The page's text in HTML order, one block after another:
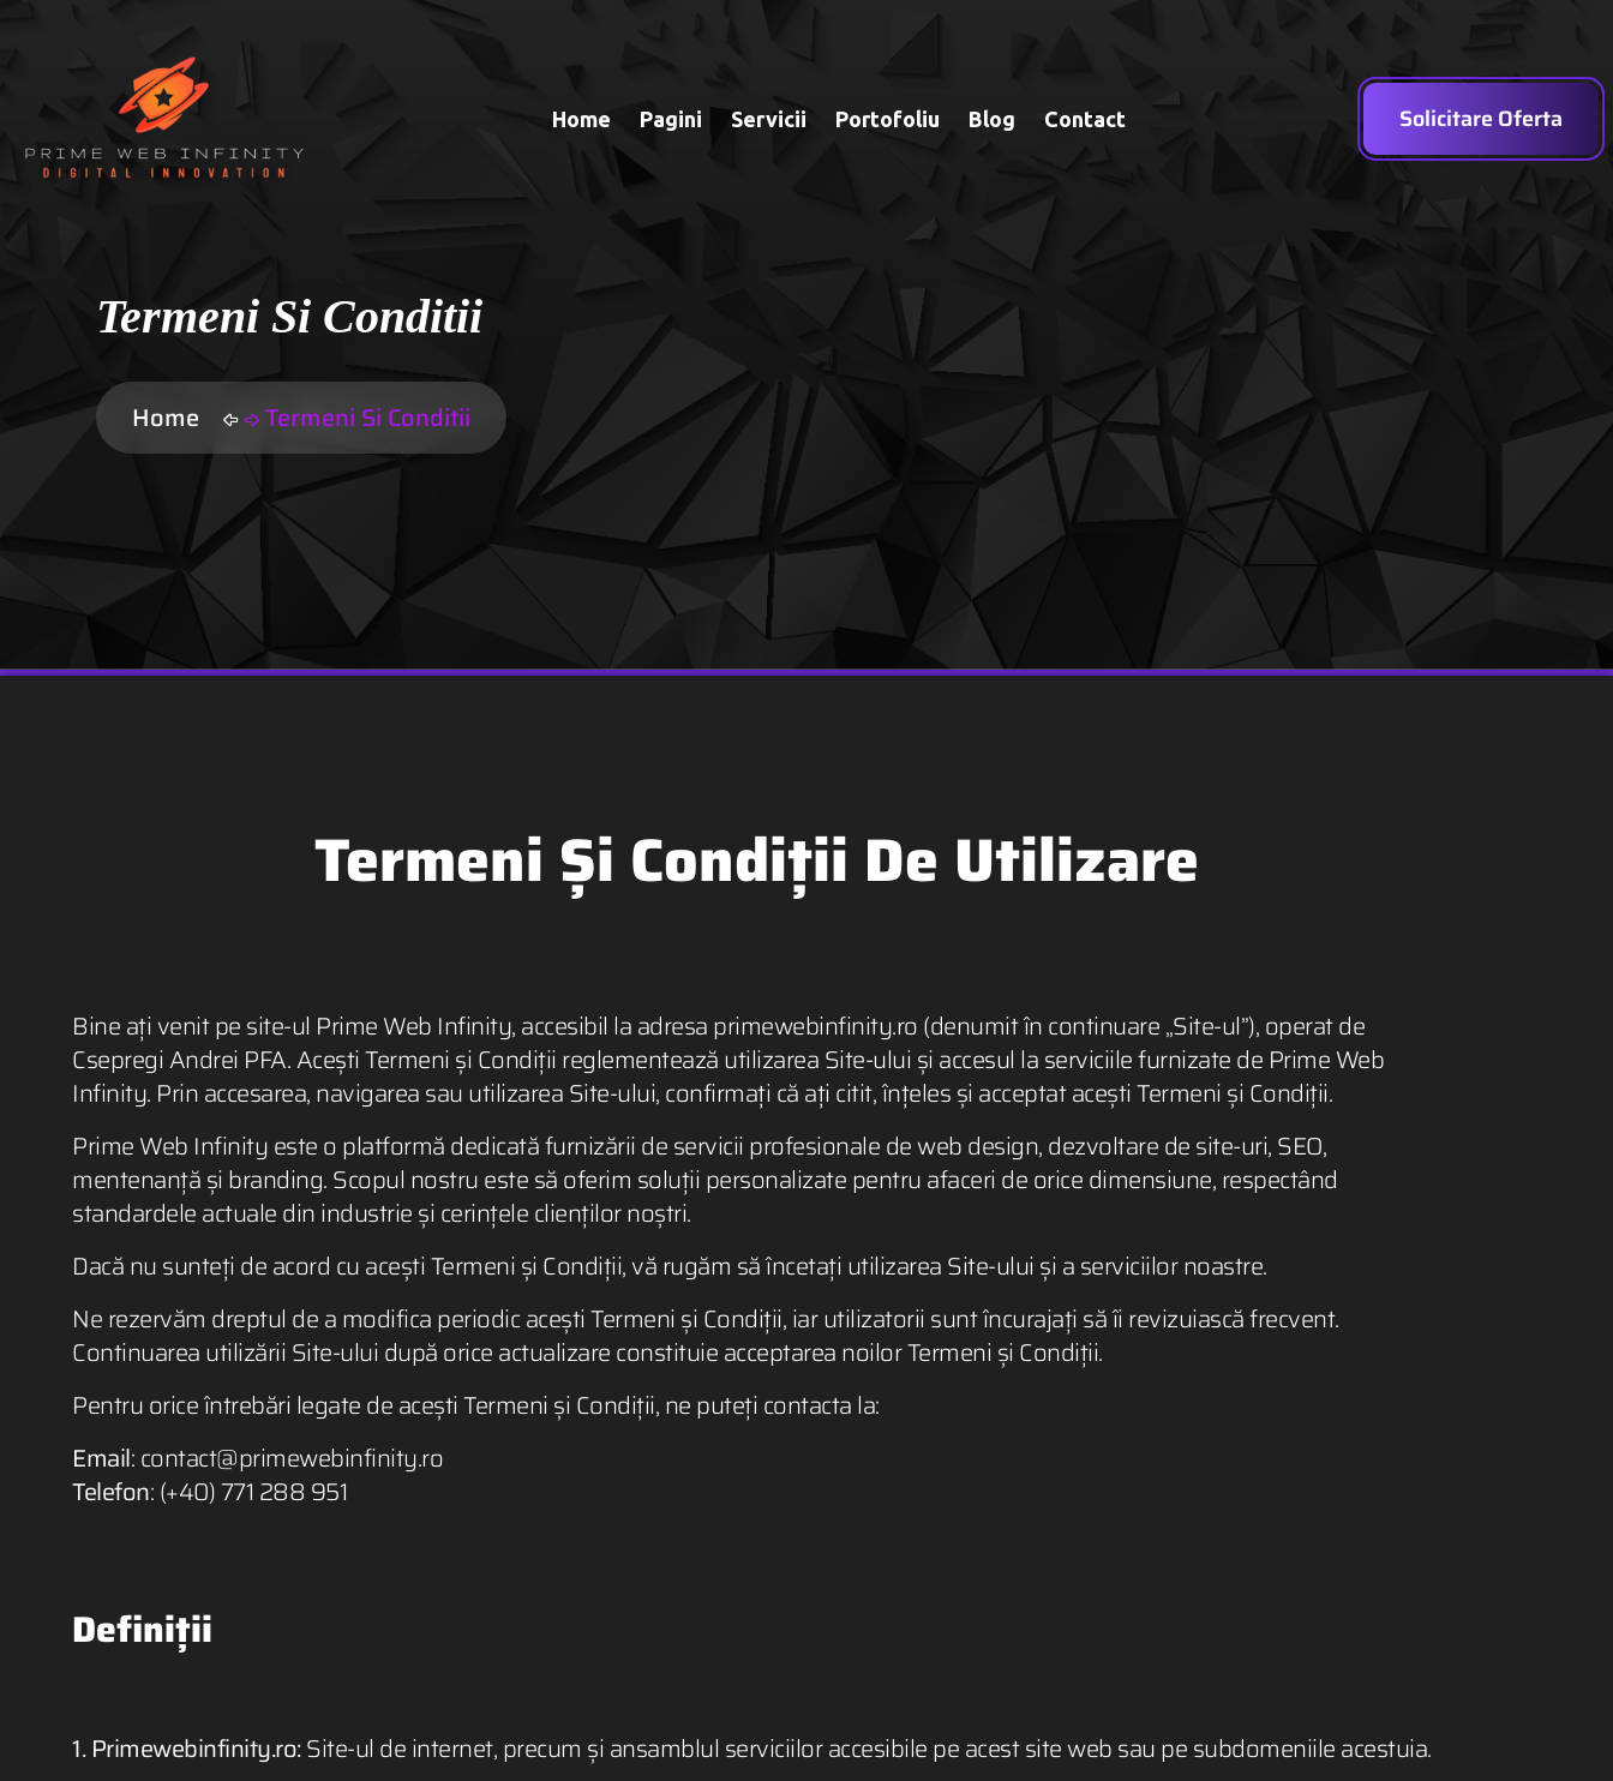
Home Pagini Servicii Portofoliu Blog Contact Solicitare Oferta
Termeni Si Conditii
Home Termeni Si Conditii
Termeni Și Condiții De Utilizare
Bine ați venit pe site-ul Prime Web Infinity, accesibil la adresa primewebinfinity.ro (denumit în continuare „Site-ul”), operat de
Csepregi Andrei PFA. Acești Termeni și Condiții reglementează utilizarea Site-ului și accesul la serviciile furnizate de Prime Web
Infinity. Prin accesarea, navigarea sau utilizarea Site-ului, confirmați că ați citit, înțeles și acceptat acești Termeni și Condiții.
Prime Web Infinity este o platformă dedicată furnizării de servicii profesionale de web design, dezvoltare de site-uri, SEO,
mentenanță și branding. Scopul nostru este să oferim soluții personalizate pentru afaceri de orice dimensiune, respectând
standardele actuale din industrie și cerințele clienților noștri.
Dacă nu sunteți de acord cu acești Termeni și Condiții, vă rugăm să încetați utilizarea Site-ului și a serviciilor noastre.
Ne rezervăm dreptul de a modifica periodic acești Termeni și Condiții, iar utilizatorii sunt încurajați să îi revizuiască frecvent.
Continuarea utilizării Site-ului după orice actualizare constituie acceptarea noilor Termeni și Condiții.
Pentru orice întrebări legate de acești Termeni și Condiții, ne puteți contacta la:
Email: contact@primewebinfinity.ro
Telefon: (+40) 771 288 951
Definiții
1. Primewebinfinity.ro:Site-ul de internet, precum și ansamblul serviciilor accesibile pe acest site web sau pe subdomeniile acestuia.